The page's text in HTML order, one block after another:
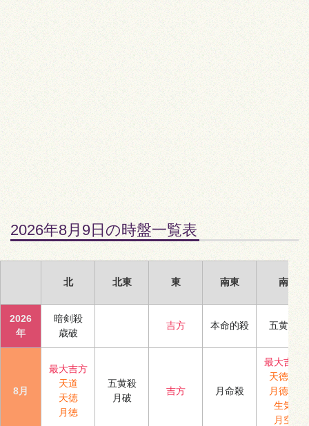
2026年8月9日の時盤一覧表
北 北東 東 南東 南
2026
年
暗剣殺
歳破
吉方 本命的殺 五黄殺
8月
最大吉方
天道
天徳
月徳
五黄殺
月破
吉方 月命殺
最大吉方
天徳合
月徳合
生気
月空